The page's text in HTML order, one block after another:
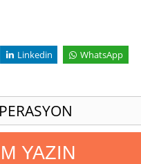
Linkedin WhatsApp
YAZIN